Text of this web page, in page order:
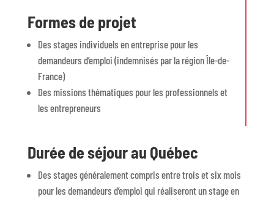
Formes de projet
Des stages individuels en entreprise pour les
demandeurs d’emploi (indemnisés par la région Île-de-
France)
Des missions thématiques pour les professionnels et
les entrepreneurs
Durée de séjour au Québec
Des stages généralement compris entre trois et six mois
pour les demandeurs d’emploi qui réaliseront un stage en